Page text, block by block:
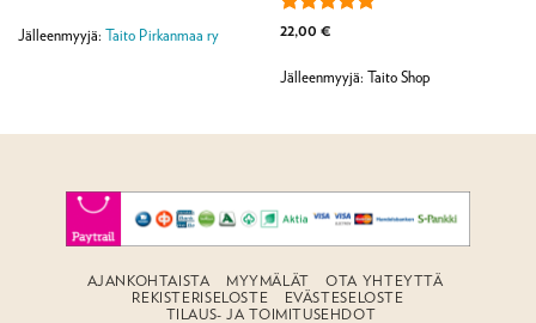
550,00 €
Jälleenmyyjä: Taito Pirkanmaa ry
Arvostelu
/ 5
22,00 €
Jälleenmyyjä: Taito Shop
AJANKOHTAISTA MYYMÄLÄT
OTA YHTEYTTÄ
REKISTERISELOSTE
EVÄSTESELOSTE
TILAUS- JA TOIMITUSEHDOT